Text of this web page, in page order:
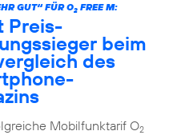
GUT“ FÜR O2FREE M:
Preis-
beim
des
Mobilfunktarif O2